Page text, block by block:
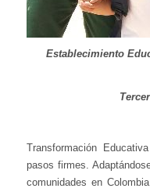
Establecimiento
Transformación
pasos firmes.
comunidades en